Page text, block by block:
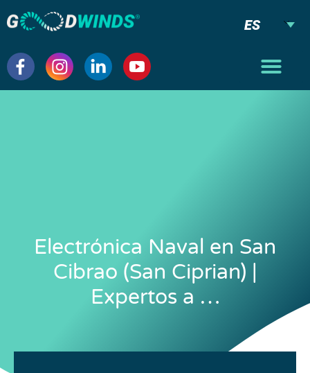
ES
Electrónica Naval en San
Cibrao (San Ciprian) |
Expertos a …